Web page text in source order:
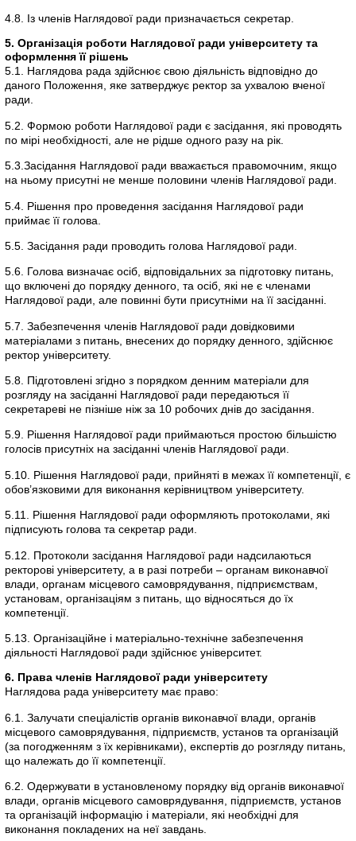
4.8. Із членів Наглядової ради призначається секретар.
5. Організація роботи Наглядової ради університету та
оформлення її рішень
5.1. Наглядова рада здійснює свою діяльність відповідно до
даного Положення, яке затверджує ректор за ухвалою вченої
ради.
5.2. Формою роботи Наглядової ради є засідання, які проводять
по мірі необхідності, але не рідше одного разу на рік.
5.3.Засідання Наглядової ради вважається правомочним, якщо
на ньому присутні не менше половини членів Наглядової ради.
5.4. Рішення про проведення засідання Наглядової ради
приймає її голова.
5.5. Засідання ради проводить голова Наглядової ради.
5.6. Голова визначає осіб, відповідальних за підготовку питань,
що включені до порядку денного, та осіб, які не є членами
Наглядової ради, але повинні бути присутніми на її засіданні.
5.7. Забезпечення членів Наглядової ради довідковими
матеріалами з питань, внесених до порядку денного, здійснює
ректор університету.
5.8. Підготовлені згідно з порядком денним матеріали для
розгляду на засіданні Наглядової ради передаються її
секретареві не пізніше ніж за 10 робочих днів до засідання.
5.9. Рішення Наглядової ради приймаються простою більшістю
голосів присутніх на засіданні членів Наглядової ради.
5.10. Рішення Наглядової ради, прийняті в межах її компетенції, є
обов’язковими для виконання керівництвом університету.
5.11. Рішення Наглядової ради оформляють протоколами, які
підписують голова та секретар ради.
5.12. Протоколи засідання Наглядової ради надсилаються
ректорові університету, а в разі потреби – органам виконавчої
влади, органам місцевого самоврядування, підприємствам,
установам, організаціям з питань, що відносяться до їх
компетенції.
5.13. Організаційне і матеріально-технічне забезпечення
діяльності Наглядової ради здійснює університет.
6. Права членів Наглядової ради університету
Наглядова рада університету має право:
6.1. Залучати спеціалістів органів виконавчої влади, органів
місцевого самоврядування, підприємств, установ та організацій
(за погодженням з їх керівниками), експертів до розгляду питань,
що належать до її компетенції.
6.2. Одержувати в установленому порядку від органів виконавчої
влади, органів місцевого самоврядування, підприємств, установ
та організацій інформацію і матеріали, які необхідні для
виконання покладених на неї завдань.